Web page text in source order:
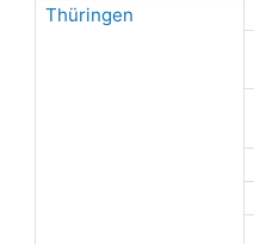
Thüringen